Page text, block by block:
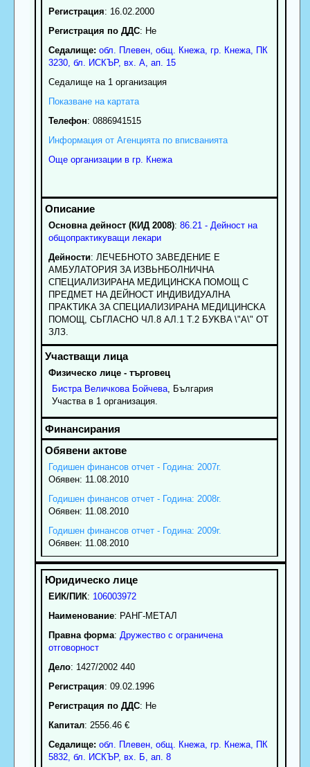
Регистрация: 16.02.2000
Регистрация по ДДС: Нe
Седалище: обл. Плевен, общ. Кнежа, гр. Кнежа, ПК
3230, бл. ИСКЪР, вх. А, ап. 15
Седалище на 1 организация
Показване на картата
Телефон: 0886941515
Информация от Агенцията по вписванията
Още организации в гр. Кнежа
Основна дейност (КИД 2008): 86.21 - Дейност на
общопрактикуващи лекари
Дейности: ЛEЧEБHOTO ЗABEДEHИE E
AMБУЛATOPИЯ ЗA ИЗBЬHБOЛHИЧHA
CПEЦИAЛИЗИPAHA MEДИЦИHCKA ПOMOЩ C
ПPEДMET HA ДEЙHOCT ИHДИBИДУAЛHA
ПPAKTИKA ЗA CПEЦИAЛИЗИPAHA MEДИЦИHCKA
ПOMOЩ, CЬГЛACHO ЧЛ.8 AЛ.1 T.2 БУKBA \"A\" OT
ЗЛЗ.
Физическо лице - търговец
Бистра Величкова Бойчева, България
Участва в 1 организация.
Годишен финансов отчет - Година: 2007г.
Обявен: 11.08.2010
Годишен финансов отчет - Година: 2008г.
Обявен: 11.08.2010
Годишен финансов отчет - Година: 2009г.
Обявен: 11.08.2010
ЕИК/ПИК: 106003972
Наименование: РАНГ-МЕТАЛ
Правна форма: Дружество с ограничена
отговорност
Дело: 1427/2002 440
Регистрация: 09.02.1996
Регистрация по ДДС: Нe
Капитал: 2556.46 €
Седалище: обл. Плевен, общ. Кнежа, гр. Кнежа, ПК
5832, бл. ИСКЪР, вх. Б, ап. 8